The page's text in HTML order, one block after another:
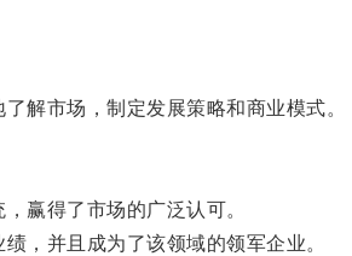
解市场，制定发展策略和商业模式。
赢得了市场的广泛认可。
，并且成为了该领域的领军企业。